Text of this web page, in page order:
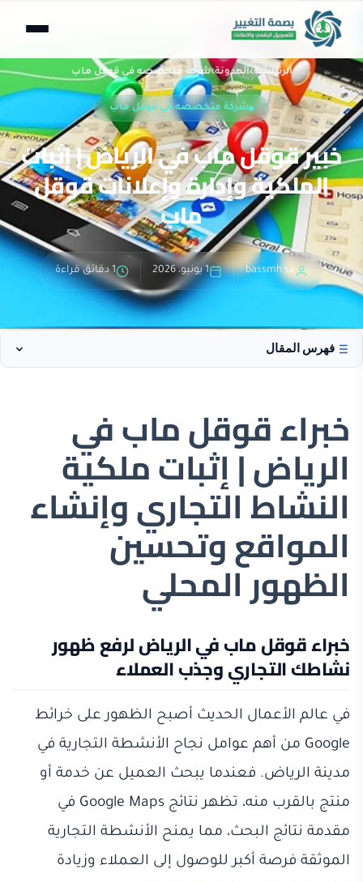
الرئيسية›المدونة›شركة متخصصه في قوقل ماب
شركة متخصصه في قوقل ماب
خبير قوقل ماب في الرياض | إثبات
الملكية وإدارة وإعلانات قوقل
ماب
bassmh sa 1 يونيو، 2026 1 دقائق قراءة
فهرس المقال
خبراء قوقل ماب في
الرياض | إثبات ملكية
النشاط التجاري وإنشاء
المواقع وتحسين
الظهور المحلي
خبراء قوقل ماب في الرياض لرفع ظهور
نشاطك التجاري وجذب العملاء
في عالم الأعمال الحديث أصبح الظهور على خرائط
Google من أهم عوامل نجاح الأنشطة التجارية في
مدينة الرياض. فعندما يبحث العميل عن خدمة أو
منتج بالقرب منه، تظهر نتائج Google Maps في
مقدمة نتائج البحث، مما يمنح الأنشطة التجارية
الموثقة فرصة أكبر للوصول إلى العملاء وزيادة